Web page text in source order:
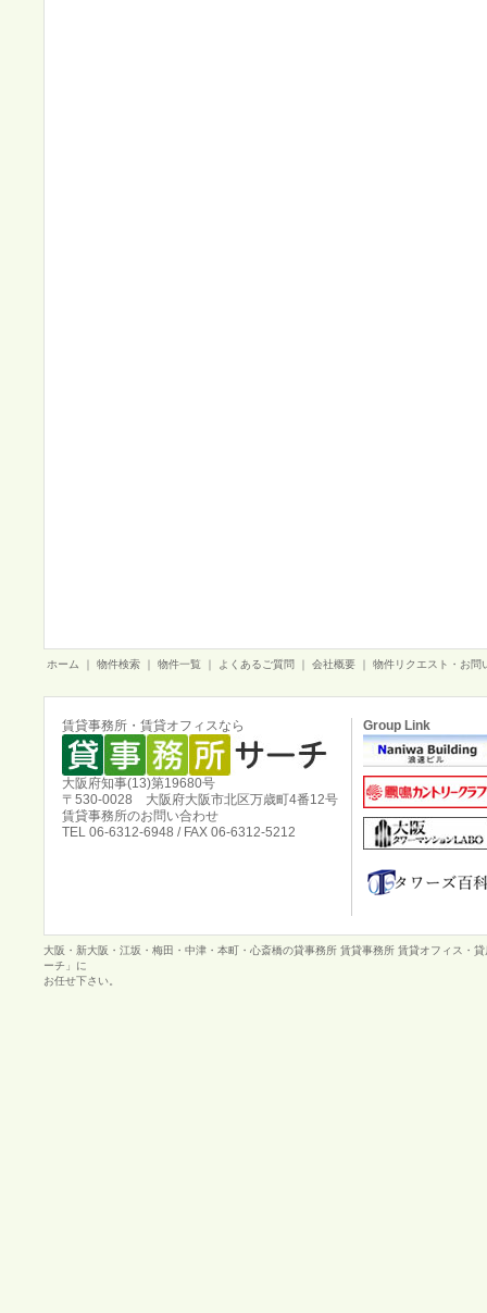
ホーム 物件検索 物件一覧 よくあるご質問 会社概要 物件リクエスト・お問
賃貸事務所・賃貸オフィスなら
大阪府知事(13)第19680号
〒530-0028 大阪府大阪市北区万歳町4番12号
賃貸事務所のお問い合わせ
TEL 06-6312-6948 / FAX 06-6312-5212
Group Link
大阪・新大阪・江坂・梅田・中津・本町・心斎橋の貸事務所 賃貸事務所 賃貸オフィス・
ーチ」に
お任せ下さい。